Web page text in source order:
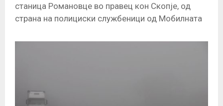
станица Романовце во правец кон Скопје, од
страна на полициски службеници од Мобилната